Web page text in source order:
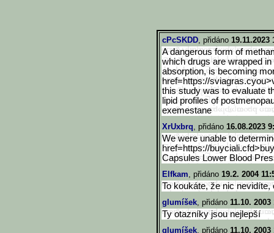
cPcSKDD, přidáno 19.11.2023
A dangerous form of
which drugs are wrapped
absorption, is becoming
href=https://sviagras.cyou>
this study was to evaluate
lipid profiles of
exemestane
XrUxbrq, přidáno 16.08.2023
We were unable to
href=https://buyciali.cfd>b
Capsules Lower Blood
Elfkam, přidáno 19.2. 2004
To koukáte, že nic nevidíte,
glumíšek, přidáno 11.10. 2003
Ty otazníky jsou nejlepší
glumíšek, přidáno 11.10. 2003